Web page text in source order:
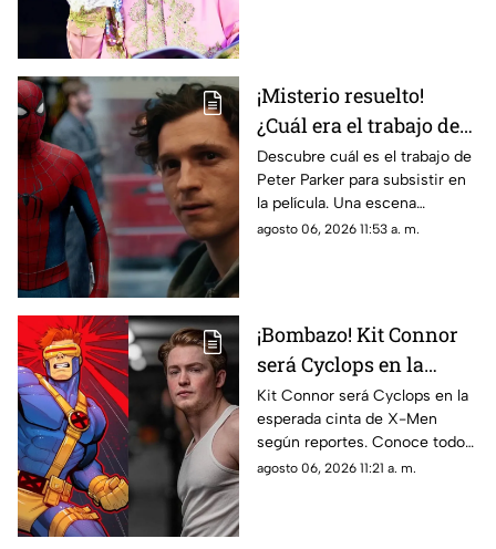
¡Misterio resuelto!
¿Cuál era el trabajo de
Peter Parker en Spider-
man: Brand New Day?
Descubre cuál es el trabajo de
Peter Parker para subsistir en
la película. Una escena
eliminada aclara las dudas de
agosto 06, 2026 11:53 a. m.
¡Bombazo! Kit Connor
será Cyclops en la
película de X-Men
Kit Connor será Cyclops en la
esperada cinta de X-Men
según reportes. Conoce todos
los detalles sobre el fichaje del
agosto 06, 2026 11:21 a. m.